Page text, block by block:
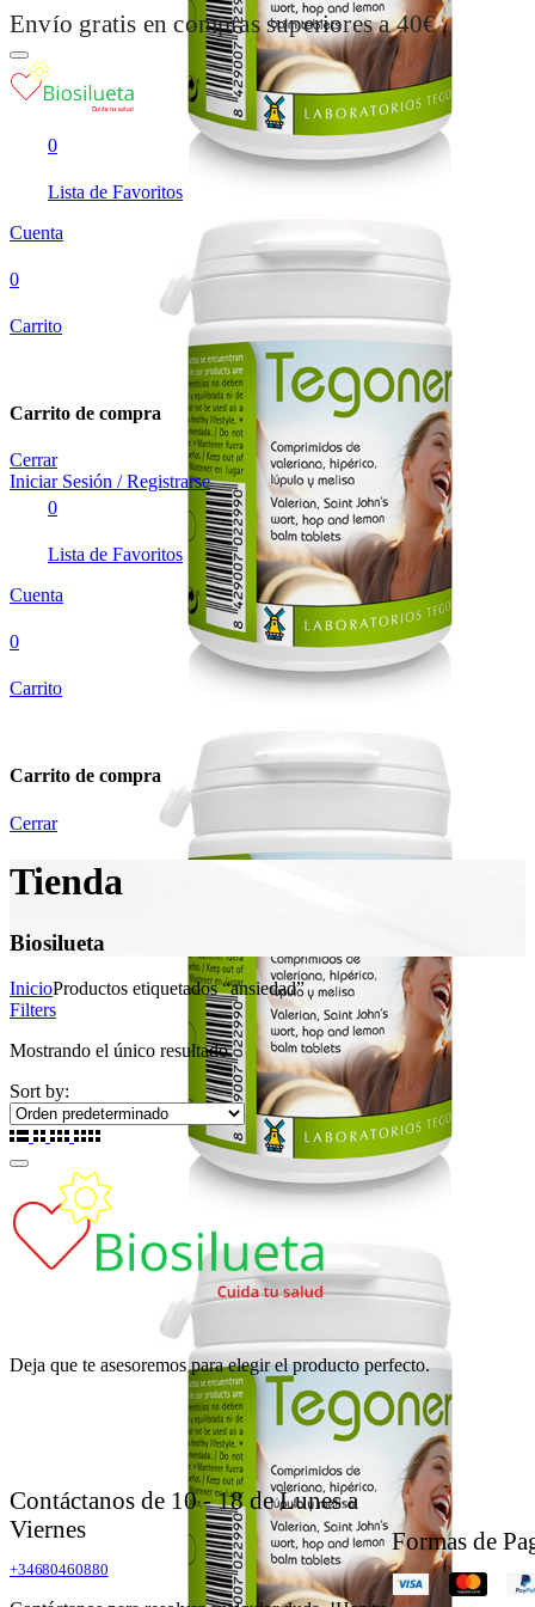
Envío gratis en compras superiores a 40€
0
Lista de Favoritos
Cuenta
0
Carrito
Carrito de compra
Cerrar
Iniciar Sesión / Registrarse
0
Lista de Favoritos
Cuenta
0
Carrito
Carrito de compra
Cerrar
Tienda
Biosilueta
InicioProductos etiquetados “ansiedad”
Filters
Mostrando el único resultado
Sort by:
Deja que te asesoremos para elegir el producto perfecto.
Contáctanos de 10 - 18 de Lunes a
Viernes
+34680460880
Formas de